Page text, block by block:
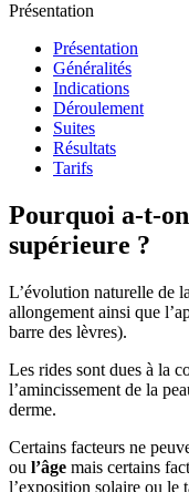
Présentation
Présentation
Généralités
Indications
Déroulement
Suites
Résultats
Tarifs
Pourquoi a-t-
supérieure ?
L’évolution naturelle de
allongement ainsi que
barre des lèvres).
Les rides sont dues à la
l’amincissement de la
derme.
Certains facteurs ne
ou l’âge mais certains
l’exposition solaire ou le